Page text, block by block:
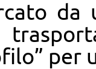
da
per